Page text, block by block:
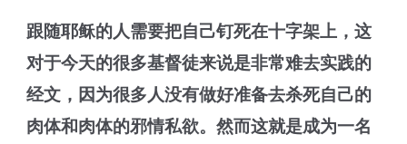
跟随耶稣的人需要把自己钉死在十字架上，这
对于今天的很多基督徒来说是非常难去实践的
经文，因为很多人没有做好准备去杀死自己的
肉体和肉体的邪情私欲。然而这就是成为一名